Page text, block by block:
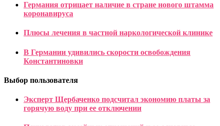
Германия отрицает наличие в стране нового штамма
коронавируса
Плюсы лечения в частной наркологической клинике
В Германии удивились скорости освобождения
Константиновки
Выбор пользователя
Эксперт Щербаченко подсчитал экономию платы за
горячую воду при ее отключении